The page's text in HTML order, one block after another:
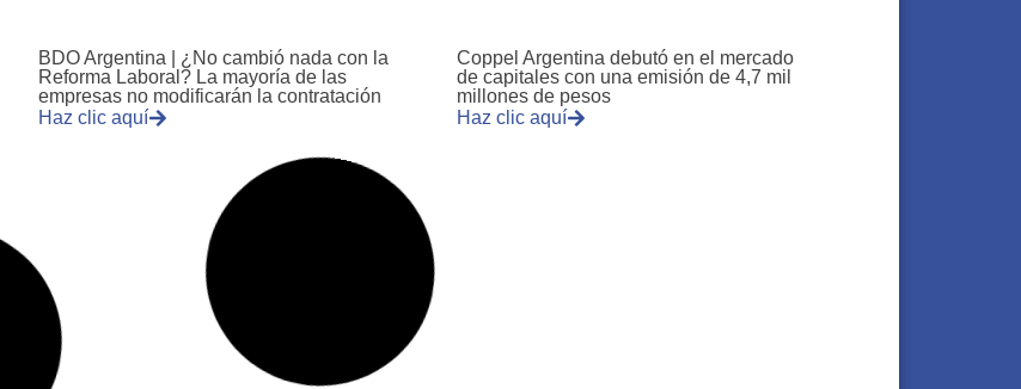
BDO Argentina | ¿No cambió nada con la
Reforma Laboral? La mayoría de las
empresas no modificarán la contratación
Haz clic aquí
Coppel Argentina debutó en el mercado
de capitales con una emisión de 4,7 mil
millones de pesos
Haz clic aquí